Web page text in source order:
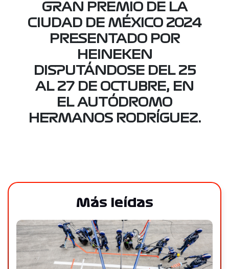
GRAN PREMIO DE LA
CIUDAD DE MÉXICO 2024
PRESENTADO POR
HEINEKEN
DISPUTÁNDOSE DEL 25
AL 27 DE OCTUBRE, EN
EL AUTÓDROMO
HERMANOS RODRÍGUEZ.
Más leídas